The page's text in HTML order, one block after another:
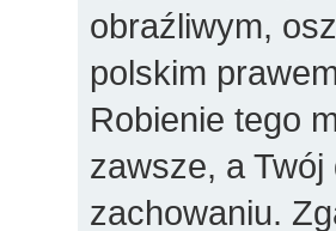
obraźliwym,
polskim
Robienie tego
zawsze, a
zachowaniu.